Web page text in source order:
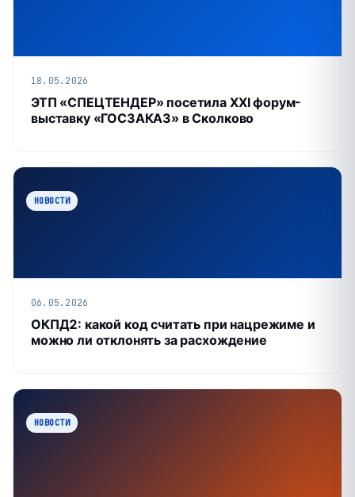
18.05.2026
ЭТП «СПЕЦТЕНДЕР» посетила XXI форум-
выставку «ГОСЗАКАЗ» в Сколково
НОВОСТИ
06.05.2026
ОКПД2: какой код считать при нацрежиме и
можно ли отклонять за расхождение
НОВОСТИ